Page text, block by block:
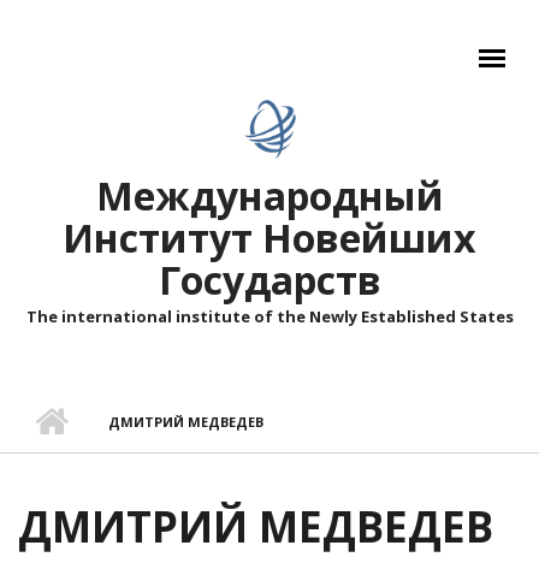
Международный
Институт Новейших
Государств
The international institute of the Newly Established States
ДМИТРИЙ МЕДВЕДЕВ
ДМИТРИЙ МЕДВЕДЕВ